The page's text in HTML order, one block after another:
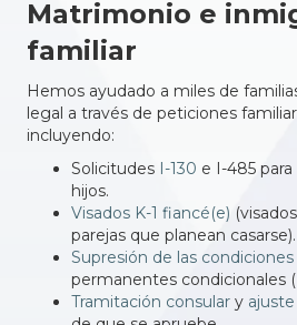
Matrimonio e
familiar
Hemos ayudado a miles de
legal a través de peticiones
incluyendo:
Solicitudes I-130 e I-485
hijos.
Visados K-1 fiancé(e)
parejas que planean casarse).
Supresión de las condiciones
permanentes condicionales
Tramitación consular y